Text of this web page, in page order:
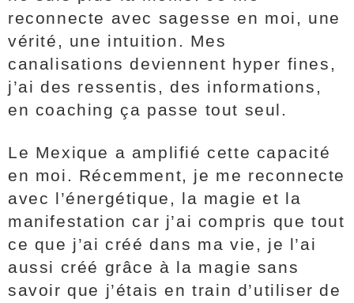
reconnecte avec sagesse en moi, une
vérité, une intuition. Mes
canalisations deviennent hyper fines,
j’ai des ressentis, des informations,
en coaching ça passe tout seul.
Le Mexique a amplifié cette capacité
en moi. Récemment, je me reconnecte
avec l’énergétique, la magie et la
manifestation car j’ai compris que tout
ce que j’ai créé dans ma vie, je l’ai
aussi créé grâce à la magie sans
savoir que j’étais en train d’utiliser de